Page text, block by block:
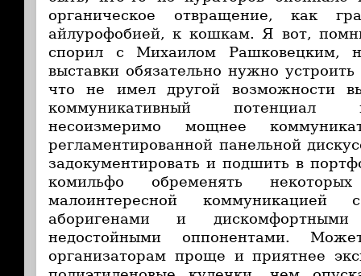
органическое отвращение, как
айлурофобией, к кошкам. Я вот,
спорил с Михаилом Рашковецким,
выставки обязательно нужно
что не имел другой возможности
коммуникативный потенциал
несоизмеримо мощнее
регламентированной панельной
задокументировать и подшить в
комильфо обременять
малоинтересной коммуникацией
аборигенами и
недостойными оппонентами.
организаторам проще и приятнее